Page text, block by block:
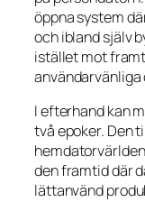
öppna system
och ibland själv
istället mot
I efterhand kan
två epoker. Den
den framtid där
lättanvänd